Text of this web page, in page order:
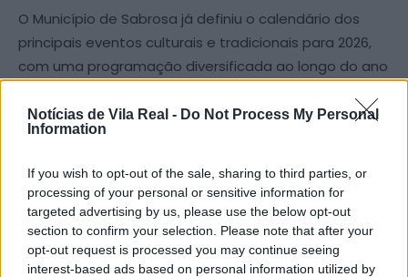
Notícias de Vila Real - Do Not Process My Personal
Information
If you wish to opt-out of the sale, sharing to third parties, or
processing of your personal or sensitive information for
targeted advertising by us, please use the below opt-out
section to confirm your selection. Please note that after your
opt-out request is processed you may continue seeing
interest-based ads based on personal information utilized by
O Município de Sabrosa já definiu o calendário dos
principais eventos culturais e tradicionais para 2026,
com uma programação diversificada ao longo do ano
tradições durienses.
Gastronomia Durienses, que decorre este domingo, o
FLiD – Festival Literário Douro, nos dias 7, 8 e 9 de maio,
e o Sabrosa Summer Fest, que anima o verão com
vários momentos musicais.